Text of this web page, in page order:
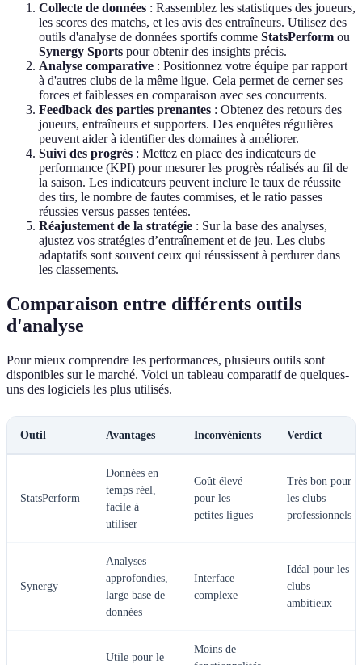
Collecte de données : Rassemblez les statistiques des joueurs,
les scores des matchs, et les avis des entraîneurs. Utilisez des
outils d'analyse de données sportifs comme StatsPerform ou
Synergy Sports pour obtenir des insights précis.
Analyse comparative : Positionnez votre équipe par rapport
à d'autres clubs de la même ligue. Cela permet de cerner ses
forces et faiblesses en comparaison avec ses concurrents.
Feedback des parties prenantes : Obtenez des retours des
joueurs, entraîneurs et supporters. Des enquêtes régulières
peuvent aider à identifier des domaines à améliorer.
Suivi des progrès : Mettez en place des indicateurs de
performance (KPI) pour mesurer les progrès réalisés au fil de
la saison. Les indicateurs peuvent inclure le taux de réussite
des tirs, le nombre de fautes commises, et le ratio passes
réussies versus passes tentées.
Réajustement de la stratégie : Sur la base des analyses,
ajustez vos stratégies d’entraînement et de jeu. Les clubs
adaptatifs sont souvent ceux qui réussissent à perdurer dans
les classements.
Comparaison entre différents outils
d'analyse
Pour mieux comprendre les performances, plusieurs outils sont
disponibles sur le marché. Voici un tableau comparatif de quelques-
uns des logiciels les plus utilisés.
Outil Avantages Inconvénients Verdict
StatsPerform
Données en
temps réel,
facile à
utiliser
Coût élevé
pour les
petites ligues
Très bon pour
les clubs
professionnels
Synergy
Analyses
approfondies,
large base de
données
Interface
complexe
Idéal pour les
clubs
ambitieux
Utile pour le
Moins de